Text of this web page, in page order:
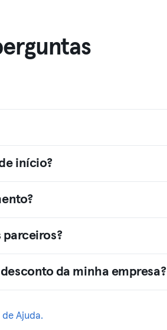
início?
parceiros?
da minha empresa?
Ajuda.